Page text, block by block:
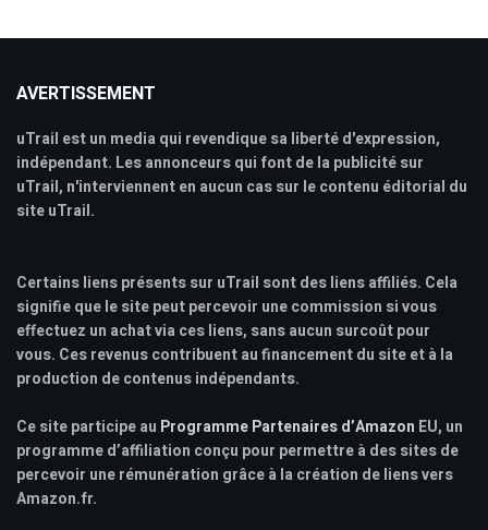
AVERTISSEMENT
uTrail est un media qui revendique sa liberté d'expression,
indépendant. Les annonceurs qui font de la publicité sur
uTrail, n'interviennent en aucun cas sur le contenu éditorial du
site uTrail.
Certains liens présents sur uTrail sont des liens affiliés. Cela
signifie que le site peut percevoir une commission si vous
effectuez un achat via ces liens, sans aucun surcoût pour
vous. Ces revenus contribuent au financement du site et à la
production de contenus indépendants.
Ce site participe au Programme Partenaires d’Amazon EU, un
programme d’affiliation conçu pour permettre à des sites de
percevoir une rémunération grâce à la création de liens vers
Amazon.fr.